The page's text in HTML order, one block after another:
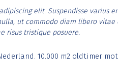
elit. Suspendisse varius
ut commodo diam libero
risus tristique posuere.
10.000 m2 oldtimer